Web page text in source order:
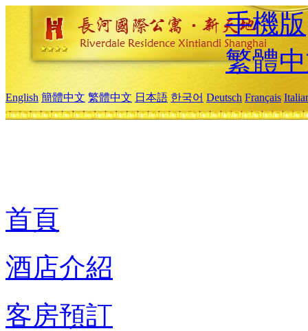
手機版
繁體
English 簡體中文 繁體中文 日本語 한국어 Deutsch Français
首頁
酒店介紹
客房預訂